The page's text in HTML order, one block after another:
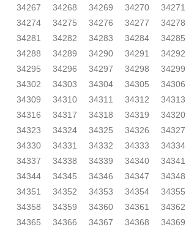
34267
34268 34269 34270 34271
34274
34275 34276 34277 34278
34281
34282 34283 34284 34285
34288
34289 34290 34291 34292
34295
34296 34297 34298 34299
34302
34303 34304 34305 34306
34309
34310 34311 34312 34313
34316
34317 34318 34319 34320
34323
34324 34325 34326 34327
34330
34331 34332 34333 34334
34337
34338 34339 34340 34341
34344
34345 34346 34347 34348
34351
34352 34353 34354 34355
34358
34359 34360 34361 34362
34365
34366 34367 34368 34369